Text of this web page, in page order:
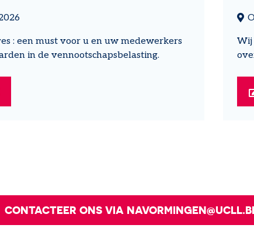
: een must voor u en uw medewerkers
in de vennootschapsbelasting.
Wij
CONTACTEER ONS VIA